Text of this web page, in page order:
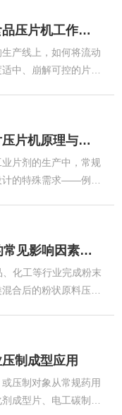
，可在每分钟数千片
证车间大批量生产
压片机的核心是一套
33、37、45、55冲
从粉末到片剂的成型艺术——食品压片机工作原理与营养保健品规模化制片应用
产线上，如何将流动
中、崩解可控的片
程，在不改变物料化
物理强度，是膳食补
关键装备。食品压片
冲压的协同之上。设
中心通孔的精密塑造——环形片压片机原理与环形片剂及异形片成型应用
片剂的生产中，常规
计的特殊需求——例如
是专为压制此类中心
机双向冲压的基础上
棒的环形空间内受压
片机的成型原理与普
ZP37A旋转式压片机压片效果的常见影响因素解析
化工等行业完成粉末
合后的粉状原料压制
理清这些影响因素，
压片成品。一、原料
直接决定物料能否顺
不均，细粉占比过
制成型应用
压制对象从常规药用
成型片、电工碳制品